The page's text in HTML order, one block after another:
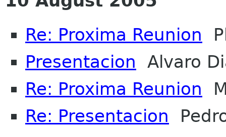
Re: Proxima Reunion
Presentacion Alvaro
Re: Proxima Reunion
Re: Presentacion